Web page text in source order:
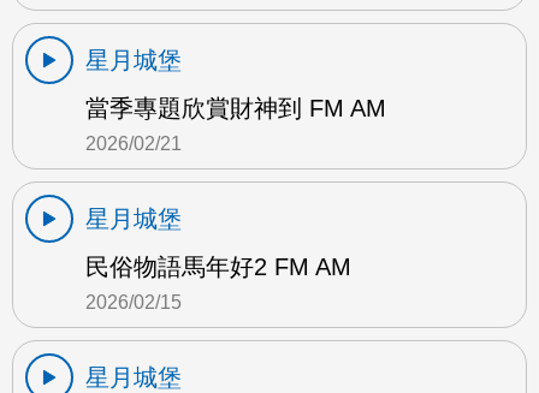
星月城堡
當季專題欣賞財神到 FM AM
2026/02/21
星月城堡
民俗物語馬年好2 FM AM
2026/02/15
星月城堡